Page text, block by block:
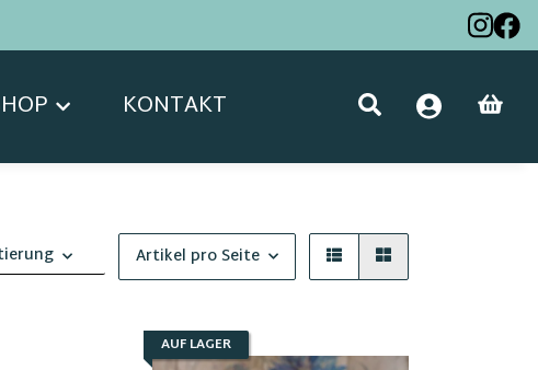
KONTAKT
Artikel pro Seite
AUF LAGER